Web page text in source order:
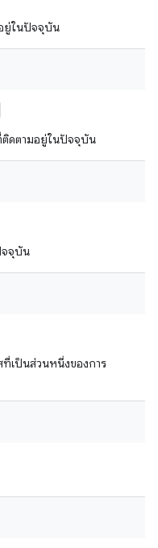
ยู่ในปัจจุบัน
ดตามอยู่ในปัจจุบัน
จจุบัน
เป็นส่วนหนึ่งของการ